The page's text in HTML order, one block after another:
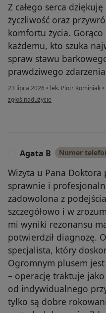
Z całego serca
życzliwość oraz
komfortu życia.
każdemu, kto szuka
spraw stawu
prawdziwego
23 lipca 2026 • lek. Piotr Kominiak •
w opinii użytkownika Aneta B-M
zgłoś nadużycie
Agata B Numer
Wizyta u Pana Doktora
sprawnie i
zadowolona z
szczegółowo i w
mi wyniki rezonansu
potwierdził diagnozę.
specjalista, który
Ogromnym plusem
– operację traktuje
od indywidualnego
tylko są dobre